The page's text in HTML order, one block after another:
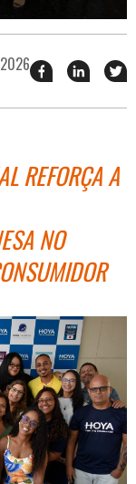
2026 Compartilhar
esse
no
esse
no
REFORÇA A
NO